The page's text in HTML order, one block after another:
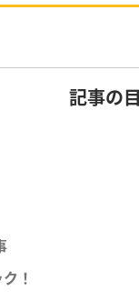
記事の
！